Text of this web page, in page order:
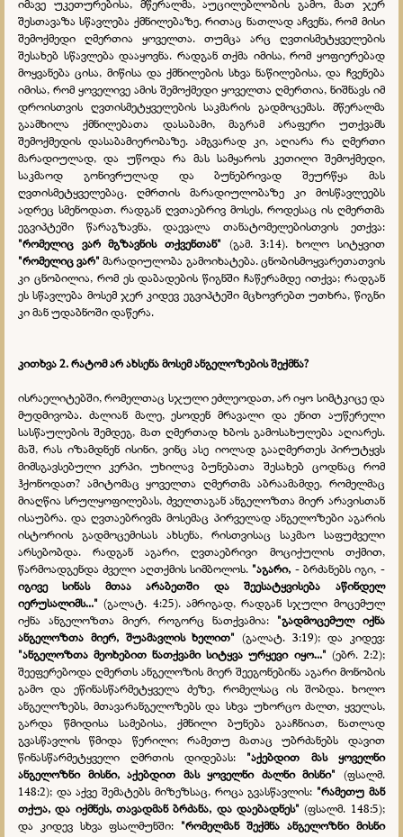
იმავე უკეთურებისა, მწერალმა, აუცილებლობის გამო, მათ ჯერ
შესთავაზა სწავლება ქმნილებაზე, რითაც ნათლად აჩვენა, რომ მისი
შემოქმედი ღმერთია ყოველთა. თუმცა არც ღვთისმეტყველების
შესახებ სწავლება დააყოვნა. რადგან თქმა იმისა, რომ ყოფიერებად
მოყვანება ცისა, მიწისა და ქმნილების სხვა ნაწილებისა, და ჩვენება
იმისა, რომ ყოველივე ამის შემოქმედი ყოველთა ღმერთია, ნიშნავს იმ
დროისთვის ღვთისმეტყველების საკმარის გადმოცემას. მწერალმა
გაამხილა ქმნილებათა დასაბამი, მაგრამ არაფერი უთქვამს
შემოქმედის დასაბამიერობაზე. ამგვარად კი, აღიარა რა ღმერთი
მარადიულად, და უწოდა რა მას სამყაროს კეთილი შემოქმედი,
საკმაოდ გონივრულად და ბუნებრივად შეურწყა მას
ღვთისმეტყველებაც. ღმრთის მარადიულობაზე კი მოსწავლეებს
ადრეც სმენოდათ. რადგან ღვთაებრივ მოსეს, როდესაც ის ღმერთმა
ეგვიპტეში წარაგზავნა, დაევალა თანატომელებისთვის ეთქვა:
"რომელიც ვარ მგზავნის თქვენთან" (გამ. 3:14). ხოლო სიტყვით
"რომელიც ვარ"მარადიულობა გამოიხატება. ცნობისმოყვარეთათვის
კი ცნობილია, რომ ეს დაბადების წიგნში ჩაწერამდე ითქვა; რადგან
ეს სწავლება მოსემ ჯერ კიდევ ეგვიპტეში მცხოვრებთ უთხრა, წიგნი
კი მან უდაბნოში დაწერა.
კითხვა 2. რატომ არ ახსენა მოსემ ანგელოზების შექმნა?
ისრაელიტებში, რომელთაც სჯული ეძლეოდათ, არ იყო სიმტკიცე და
მუდმივობა. ძალიან მალე, ესოდენ მრავალი და ენით აუწერელი
სასწაულების შემდეგ, მათ ღმერთად ხბოს გამოსახულება აღიარეს.
მაშ, რას იზამდნენ ისინი, ვინც ასე იოლად გააღმერთეს პირუტყვს
მიმსგავსებული კერპი, უხილავ ბუნებათა შესახებ ცოდნაც რომ
ჰქონოდათ? ამიტომაც ყოველთა ღმერთმა აბრაამამდე, რომელმაც
მიაღწია სრულყოფილებას, ძველთაგან ანგელოზთა მიერ არავისთან
ისაუბრა. და ღვთაებრივმა მოსემაც პირველად ანგელოზები აგარის
ისტორიის გადმოცემისას ახსენა, რისთვისაც საკმაო საფუძველი
არსებობდა. რადგან აგარი, ღვთაებრივი მოციქულის თქმით,
წარმოადგენდა ძველი აღთქმის სიმბოლოს. "აგარი, - ბრძანებს იგი, -
იგივე სინას მთაა არაბეთში და შეესატყვისება აწინდელ
იერუსალიმს..."(გალატ. 4:25). ამრიგად, რადგან სჯული მოცემულ
იქნა ანგელოზთა მიერ, როგორც ნათქვამია: "გადმოცემულ იქნა
ანგელოზთა მიერ, შუამავლის ხელით" (გალატ. 3:19); და კიდევ:
"ანგელოზთა მეოხებით ნათქვამი სიტყვა ურყევი იყო..." (ებრ. 2:2);
შეეფერებოდა ღმერთს ანგელოზის მიერ შეეგონებინა აგარი მონობის
გამო და ეწინასწარმეტყველა ძეზე, რომელსაც ის შობდა. ხოლო
ანგელოზებს, მთავარანგელოზებს და სხვა უხორცო ძალთ, ყველას,
გარდა წმიდისა სამებისა, ქმნილი ბუნება გააჩნიათ, ნათლად
გვასწავლის წმიდა წერილი; რამეთუ მათაც უბრძანებს დავით
წინასწარმეტყველი ღმრთის დიდებას: "აქებდით მას ყოველნი
ანგელოზნი მისნი, აქებდით მას ყოველნი ძალნი მისნი" (ფსალმ.
148:2); და აქვე შემატებს მიზეზსაც, როცა გვასწავლის: "რამეთუ მან
თქუა, და იქმნეს, თავადმან ბრძანა, და დაებადნეს" (ფსალმ. 148:5);
და კიდევ სხვა ფსალმუნში: "რომელმან შექმნა ანგელოზნი მისნი